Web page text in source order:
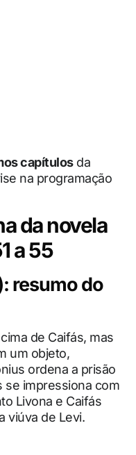
capítulosda
na programação
da novela
a 55
resumo do
de Caifás, mas
um objeto,
ordena a prisão
se impressiona com
Livona e Caifás
viúva de Levi.